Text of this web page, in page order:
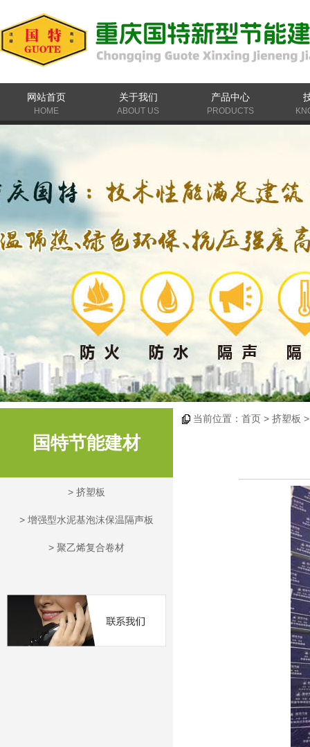
网站首页 关于我们 产品中心
HOME ABOUT US PRODUCTS
国特节能建材
> 挤塑板
> 增强型水泥基泡沫保温隔声板
> 聚乙烯复合卷材
当前位置： 首页 > 挤塑板